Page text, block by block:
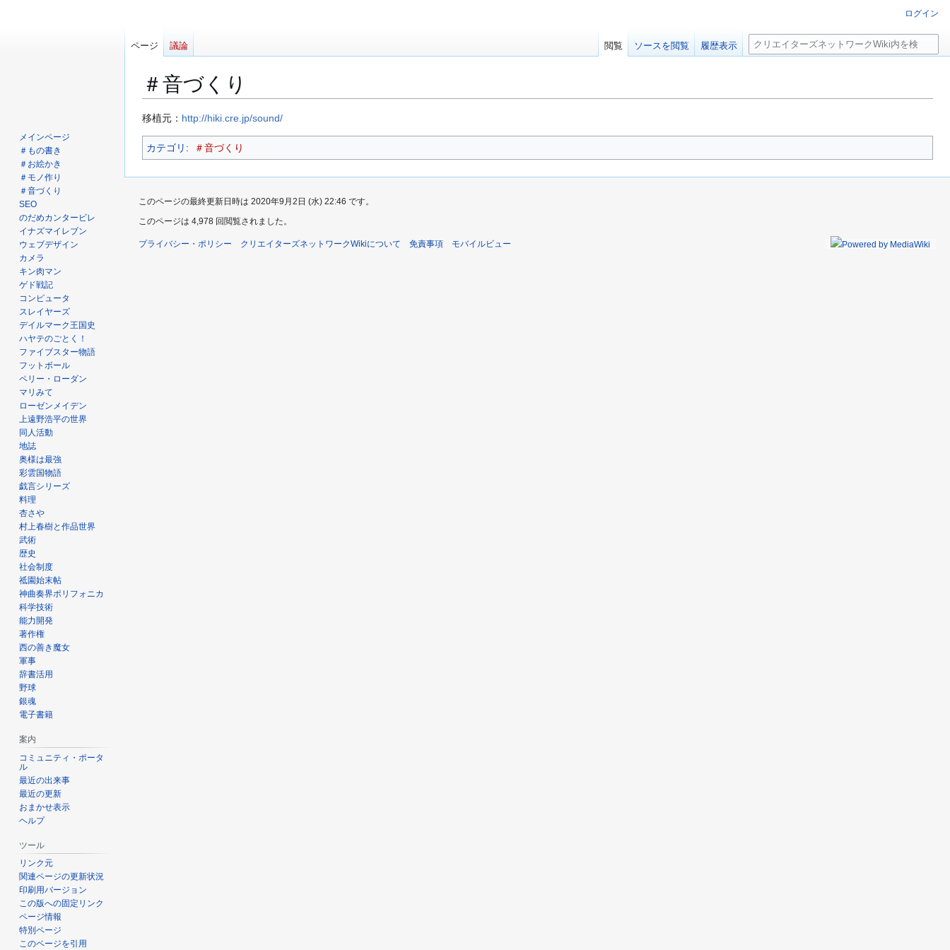
＃音づくり
ナ
ビ
ゲ
シ
に
移
検
索
に
動
移植元： http://hiki.cre.jp/sound/
カテゴリ : ＃音づくり
ログイン
ページ 議論 閲覧 ソースを閲覧 履歴表示
検
索
メインページ
＃もの書き
＃お絵かき
＃モノ作り
＃音づくり
SEO
のだめカンタービレ
イナズマイレブン
ウェブデザイン
カメラ
キン肉マン
ゲド戦記
コンピュータ
スレイヤーズ
デイルマーク王国史
ハヤテのごとく！
ファイブスター物語
フットボール
ペリー・ローダン
マリみて
ローゼンメイデン
上遠野浩平の世界
同人活動
地誌
奥様は最強
彩雲国物語
戯言シリーズ
料理
杏さや
村上春樹と作品世界
武術
歴史
社会制度
祗園始末帖
神曲奏界ポリフォニカ
科学技術
能力開発
著作権
西の善き魔女
軍事
辞書活用
野球
銀魂
電子書籍
案内
コミュニティ・ポータ
ル
最近の出来事
最近の更新
おまかせ表示
ヘルプ
ツール
リンク元
関連ページの更新状況
印刷用バージョン
この版への固定リンク
ページ情報
特別ページ
このページを引用
このページの最終更新日時は 2020年9月2日 (水) 22:46 です。
このページは 4,978 回閲覧されました。
プライバシー・ポリシー クリエイターズネットワークWikiについて 免責事項 モバイルビュー